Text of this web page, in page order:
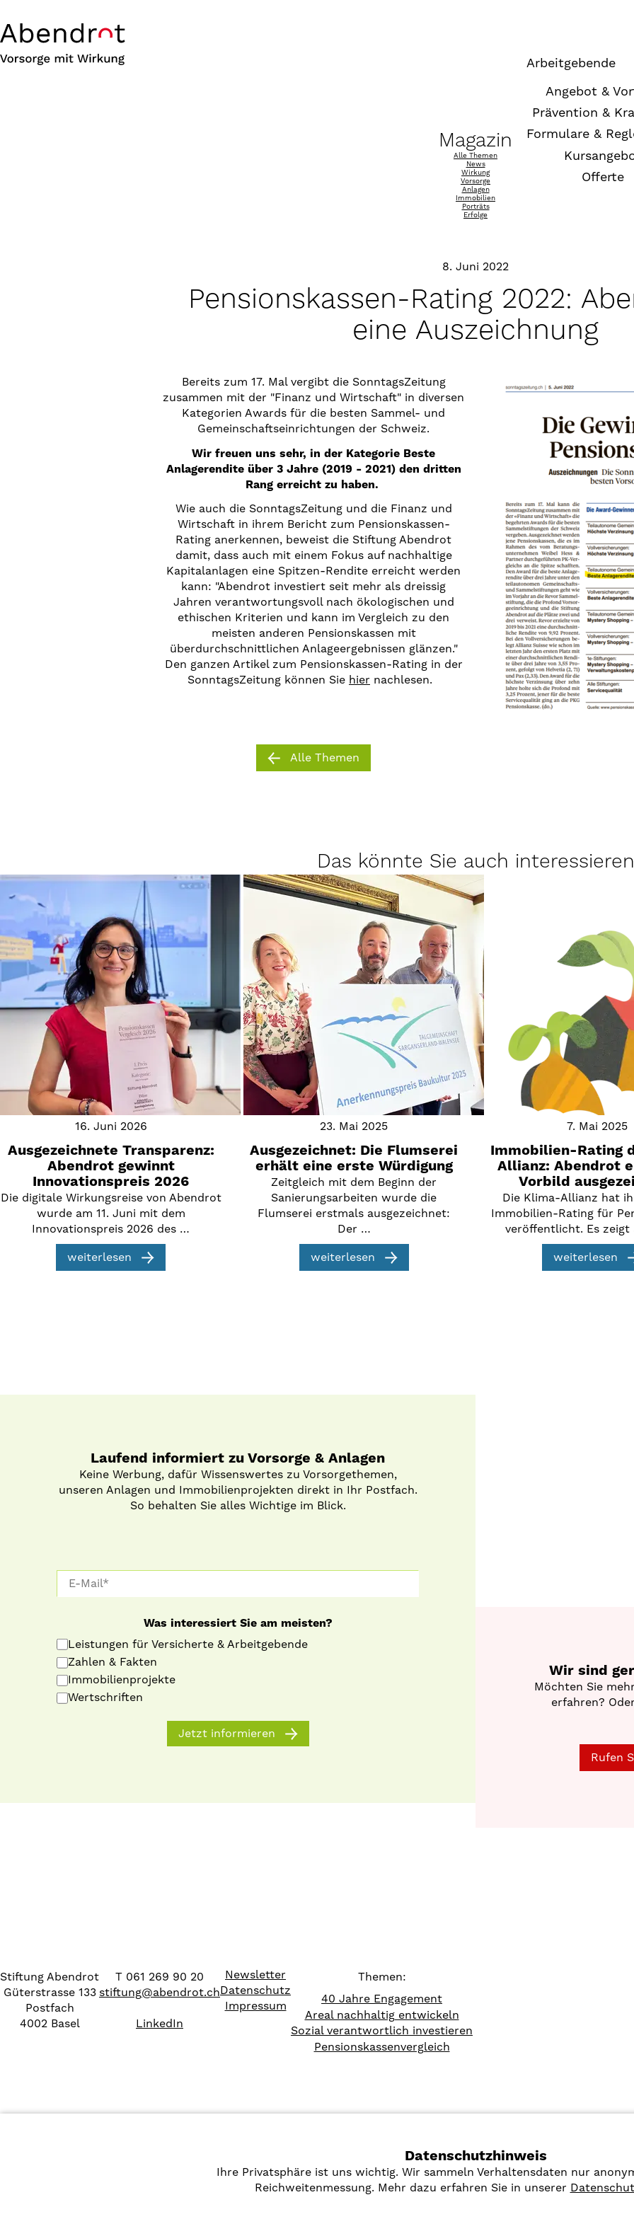
Arbeitgebende
Angebot &
Prävention &
Formulare &
Offerte
Magazin
Alle Themen
News
Wirkung
Vorsorge
Anlagen
Immobilien
Porträts
Erfolge
8. Juni 2022
Pensionskassen-Rating 2022:
eine Auszeichnung
Bereits zum 17. Mal vergibt die SonntagsZeitung
zusammen mit der "Finanz und Wirtschaft" in diversen
Kategorien Awards für die besten Sammel- und
Gemeinschaftseinrichtungen der Schweiz.
Wir freuen uns sehr, in der Kategorie Beste
Anlagerendite über 3 Jahre (2019 - 2021) den dritten
Rang erreicht zu haben.
Wie auch die SonntagsZeitung und die Finanz und
Wirtschaft in ihrem Bericht zum Pensionskassen-
Rating anerkennen, beweist die Stiftung Abendrot
damit, dass auch mit einem Fokus auf nachhaltige
Kapitalanlagen eine Spitzen-Rendite erreicht werden
kann: "Abendrot investiert seit mehr als dreissig
Jahren verantwortungsvoll nach ökologischen und
ethischen Kriterien und kann im Vergleich zu den
meisten anderen Pensionskassen mit
überdurchschnittlichen Anlageergebnissen glänzen."
Den ganzen Artikel zum Pensionskassen-Rating in der
SonntagsZeitung können Sie hier nachlesen.
Alle Themen
Das könnte Sie auch interessieren
16. Juni 2026
Ausgezeichnete Transparenz:
Abendrot gewinnt
Innovationspreis 2026
Die digitale Wirkungsreise von Abendrot
wurde am 11. Juni mit dem
Innovationspreis 2026 des …
weiterlesen
23. Mai 2025
Ausgezeichnet: Die Flumserei
erhält eine erste Würdigung
Zeitgleich mit dem Beginn der
Sanierungsarbeiten wurde die
Flumserei erstmals ausgezeichnet:
Der …
weiterlesen
7. Mai 2025
Immobilien-Rating
Allianz: Abendrot
Vorbild
Die Klima-Allianz hat
Immobilien-Rating für
veröffentlicht. Es
weiterlesen
Laufend informiert zu Vorsorge & Anlagen
Keine Werbung, dafür Wissenswertes zu Vorsorgethemen,
unseren Anlagen und Immobilienprojekten direkt in Ihr Postfach.
So behalten Sie alles Wichtige im Blick.
Was interessiert Sie am meisten?
Leistungen für Versicherte & Arbeitgebende
Zahlen & Fakten
Immobilienprojekte
Wertschriften
Jetzt informieren
Wir sind
Möchten Sie
erfahren?
Rufen
Stiftung Abendrot
Güterstrasse 133
Postfach
4002 Basel
T 061 269 90 20
stiftung@abendrot.ch
LinkedIn
Newsletter
Datenschutz
Impressum
Themen:
40 Jahre Engagement
Areal nachhaltig entwickeln
Sozial verantwortlich investieren
Pensionskassenvergleich
Datenschutzhinweis
Ihre Privatsphäre ist uns wichtig. Wir sammeln Verhaltensdaten nur
Reichweitenmessung. Mehr dazu erfahren Sie in unserer